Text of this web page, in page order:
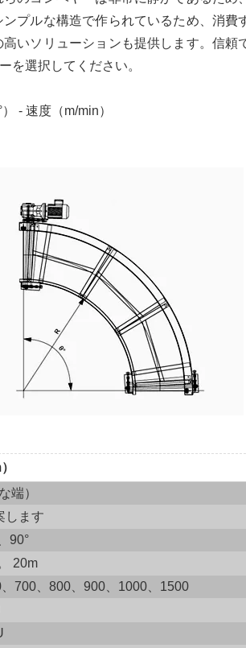
プルな構造で作られているため、消費
いソリューションも提供します。信頼
を選択してください。
- 速度（m/min）
端）
します
90°
20m
700、800、900、1000、1500